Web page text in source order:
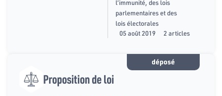
l’immunité, des lois
parlementaires et des
lois électorales
05 août 2019
2 articles
déposé
Proposition de loi